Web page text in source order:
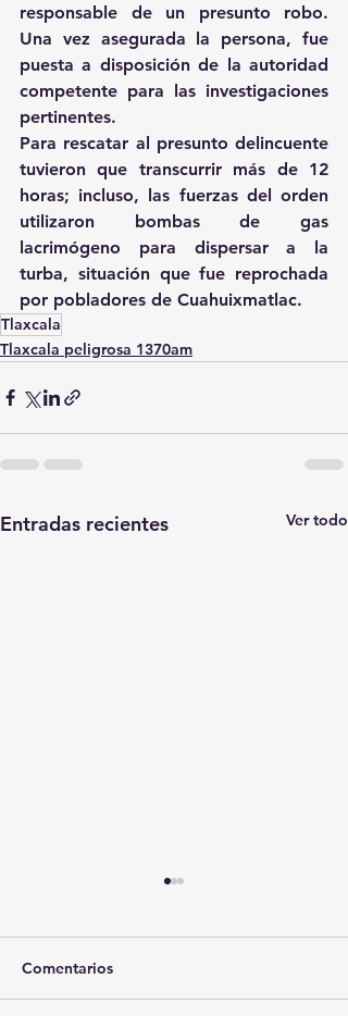
responsable de un presunto robo.
Una vez asegurada la persona, fue
puesta a disposición de la autoridad
competente para las investigaciones
pertinentes.
Para rescatar al presunto delincuente
tuvieron que transcurrir más de 12
horas; incluso, las fuerzas del orden
utilizaron bombas de gas
lacrimógeno para dispersar a la
turba, situación que fue reprochada
por pobladores de Cuahuixmatlac.
Tlaxcala
Tlaxcala peligrosa 1370am
Entradas recientes Ver todo
Comentarios